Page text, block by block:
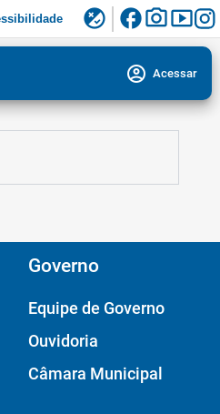
flaky facebookphoto_camerasmart_display
account_circle Acessar
Governo
Equipe de Governo
Ouvidoria
Câmara Municipal